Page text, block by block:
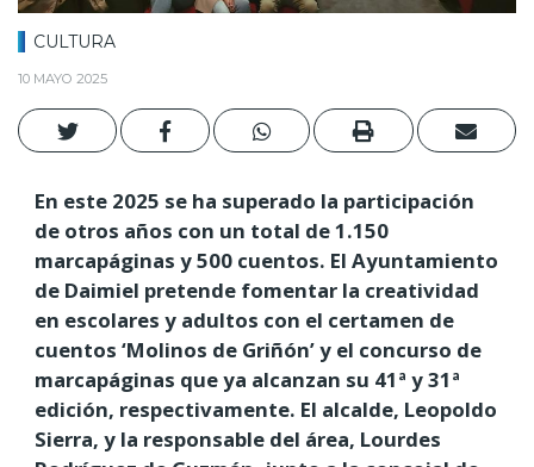
CULTURA
10 MAYO 2025
En este 2025 se ha superado la participación
de otros años con un total de 1.150
marcapáginas y 500 cuentos. El Ayuntamiento
de Daimiel pretende fomentar la creatividad
en escolares y adultos con el certamen de
cuentos ‘Molinos de Griñón’ y el concurso de
marcapáginas que ya alcanzan su 41ª y 31ª
edición, respectivamente. El alcalde, Leopoldo
Sierra, y la responsable del área, Lourdes